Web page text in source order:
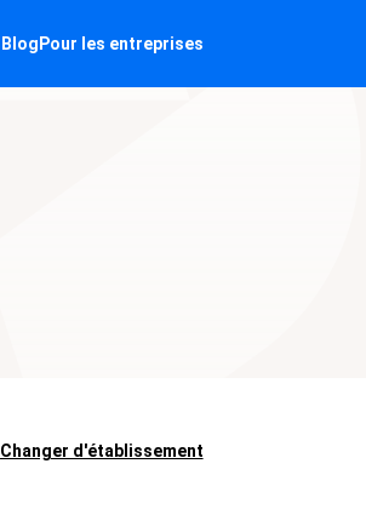
Blog Pour les entreprises
Changer d'établissement